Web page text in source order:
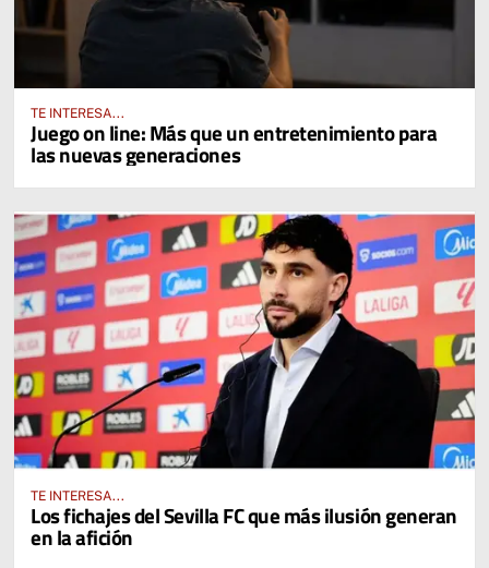
TE INTERESA...
Juego on line: Más que un entretenimiento para
las nuevas generaciones
TE INTERESA...
Los fichajes del Sevilla FC que más ilusión generan
en la afición